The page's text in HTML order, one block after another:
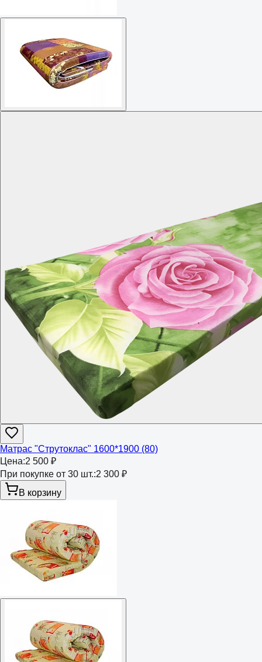
Матрас "Струтоклас" 1600*1900 (80)
Цена:2 500 ₽
При покупке от 30 шт.:2 300 ₽
В корзину